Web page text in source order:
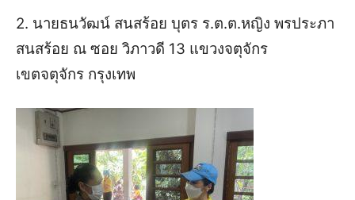
2. นายธนวัฒน์ สนสร้อย บุตร ร.ต.ต.หญิง พรประภา
สนสร้อย ณ ซอย วิภาวดี 13 แขวงจตุจักร
เขตจตุจักร กรุงเทพ